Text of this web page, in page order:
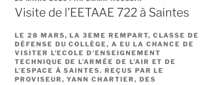
LE
Visite de l’EETAAE 722 à Saintes
LE 28 MARS, LA 3EME REMPART, CLASSE DE
DÉFENSE DU COLLÈGE, A EU LA CHANCE DE
VISITER L’ECOLE D’ENSEIGNEMENT
TECHNIQUE DE L’ARMÉE DE L’AIR ET DE
L’ESPACE À SAINTES. REÇUS PAR LE
PROVISEUR, YANN CHARTIER, DES